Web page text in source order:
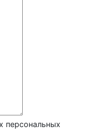
персональных